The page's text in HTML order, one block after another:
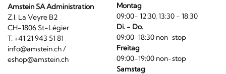
Amstein SA Administration
Z.I. La Veyre B2
CH-1806 St-Légier
T. +41 21 943 51 81
info@amstein.ch/
eshop@amstein.ch
Montag
09:00- 12:30, 13:30 - 18:30
Di. - Do.
09:00-18:30 non-stop
Freitag
09:00-19:00 non-stop
Samstag